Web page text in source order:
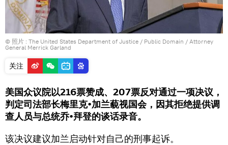
© 照片 : The United States Department of Justice / Public Domain / Attorney
General Merrick Garland
关注
美国众议院以216票赞成、207票反对通过一项决议，
判定司法部长梅里克•加兰藐视国会，因其拒绝提供调
查人员与总统乔•拜登的谈话录音。
该决议建议加兰启动针对自己的刑事起诉。